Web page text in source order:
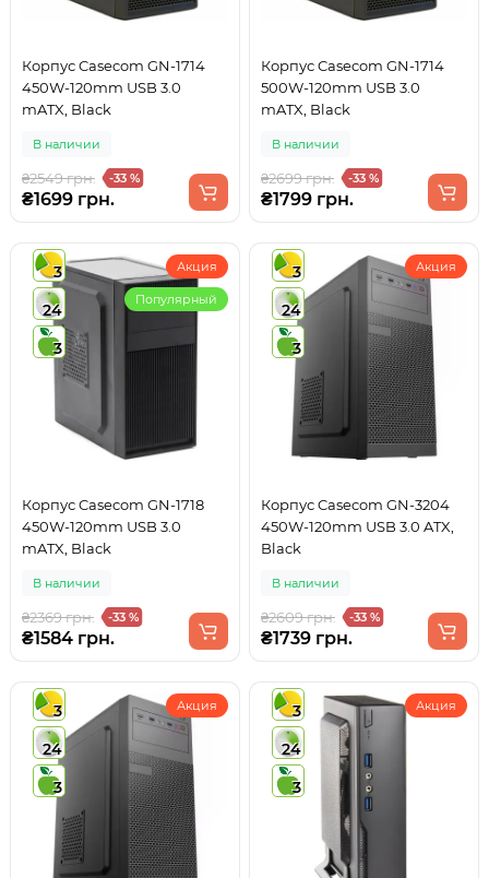
Корпус Casecom GN-1714
450W-120mm USB 3.0
mATX, Black
В наличии
₴2549 грн. -33 %
₴1699 грн.
Корпус Casecom GN-1714
500W-120mm USB 3.0
mATX, Black
В наличии
₴2699 грн. -33 %
₴1799 грн.
3
24
3
Акция
Популярный
Корпус Casecom GN-1718
450W-120mm USB 3.0
mATX, Black
В наличии
₴2369 грн. -33 %
₴1584 грн.
3
24
3
Акция
Корпус Casecom GN-3204
450W-120mm USB 3.0 ATX,
Black
В наличии
₴2609 грн. -33 %
₴1739 грн.
3
24
3
Акция
3
24
3
Акция